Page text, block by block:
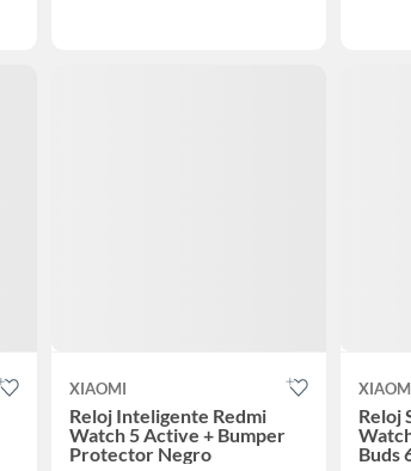
XIAOMI
Reloj Inteligente Redmi
Watch 5 Active + Bumper
Protector Negro
Reloj
Buds